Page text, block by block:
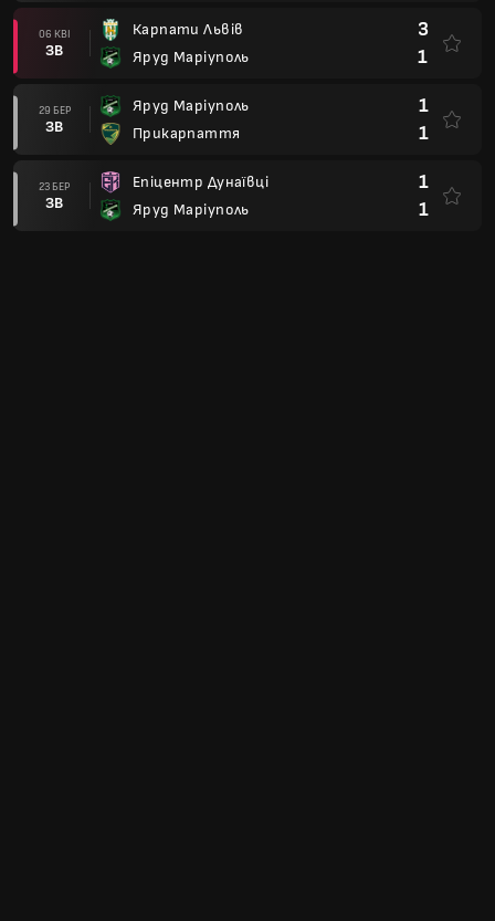
06 КВІ
ЗВ
Карпати Львів
Яруд Маріуполь
3
1
29 БЕР
ЗВ
Яруд Маріуполь
Прикарпаття
1
1
23 БЕР
ЗВ
Епіцентр Дунаївці
Яруд Маріуполь
1
1